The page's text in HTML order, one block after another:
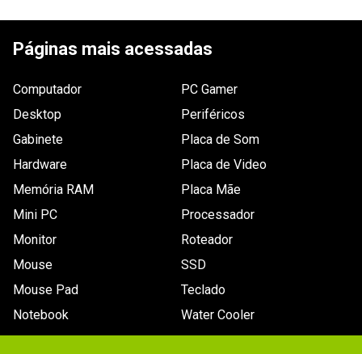
ESCREVER AVALIAÇÃO
Páginas mais acessadas
Computador
Desktop
Gabinete
Hardware
Memória RAM
Mini PC
Monitor
Mouse
Mouse Pad
Notebook
PC Gamer
Periféricos
Placa de Som
Placa de Video
Placa Mãe
Processador
Roteador
SSD
Teclado
Water Cooler